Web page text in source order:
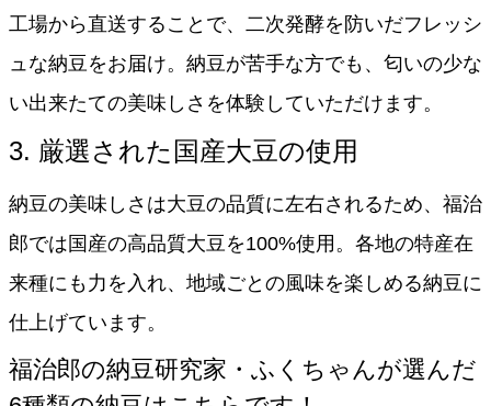
工場から直送することで、二次発酵を防いだフレッシ
ュな納豆をお届け。納豆が苦手な方でも、匂いの少な
い出来たての美味しさを体験していただけます。
3. 厳選された国産大豆の使用
納豆の美味しさは大豆の品質に左右されるため、福治
郎では国産の高品質大豆を100%使用。各地の特産在
来種にも力を入れ、地域ごとの風味を楽しめる納豆に
仕上げています。
福治郎の納豆研究家・ふくちゃんが選んだ